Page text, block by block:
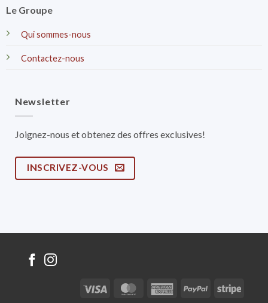
Le Groupe
Qui sommes-nous
Contactez-nous
Newsletter
Joignez-nous et obtenez des offres exclusives!
INSCRIVEZ-VOUS
Visa MasterCardAmericanPayPal Stripe